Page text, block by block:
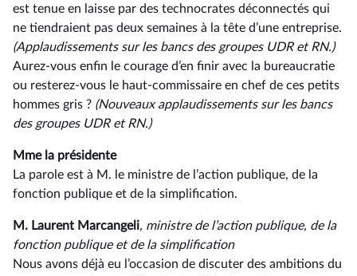
est tenue en laisse par des technocrates déconnectés qui
ne tiendraient pas deux semaines à la tête d’une entreprise.
(Applaudissements sur les bancs des groupes UDR et RN.)
Aurez-vous enfin le courage d’en finir avec la bureaucratie
ou resterez-vous le haut-commissaire en chef de ces petits
hommes gris ? (Nouveaux applaudissements sur les bancs
des groupes UDR et RN.)
Mme la présidente
La parole est à M. le ministre de l’action publique, de la
fonction publique et de la simplification.
M. Laurent Marcangeli, ministre de l’action publique, de la
fonction publique et de la simplification
Nous avons déjà eu l’occasion de discuter des ambitions du